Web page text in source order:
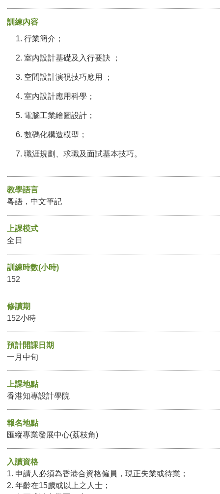
訓練內容
行業簡介；
室內設計基礎及入行要訣 ；
空間設計演視技巧應用 ；
室內設計應用科學；
電腦工業繪圖設計；
數碼化構造模型；
職涯規劃、求職及面試基本技巧。
教學語言
粵語，中文筆記
上課模式
全日
訓練時數(小時)
152
修讀期
152小時
預計開課日期
一月中旬
上課地點
香港知專設計學院
報名地點
匯縱專業發展中心(荔枝角)
入讀資格
1. 申請人必須為香港合資格僱員，現正失業或待業；
2. 年齡在15歲或以上之人士；